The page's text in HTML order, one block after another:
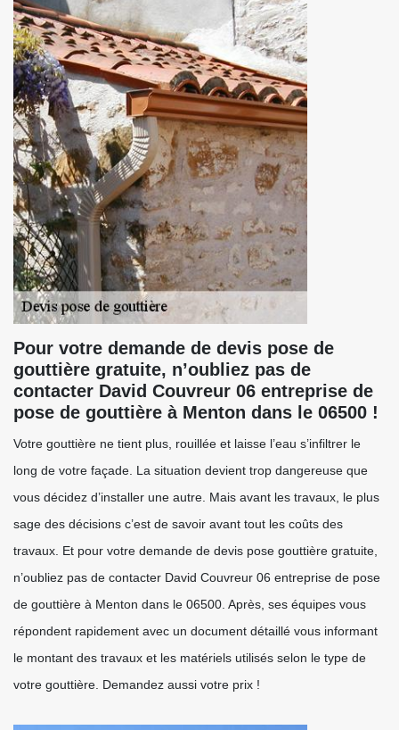
Pour votre demande de devis pose de
gouttière gratuite, n’oubliez pas de
contacter David Couvreur 06 entreprise de
pose de gouttière à Menton dans le 06500 !
Votre gouttière ne tient plus, rouillée et laisse l’eau s’infiltrer le
long de votre façade. La situation devient trop dangereuse que
vous décidez d’installer une autre. Mais avant les travaux, le plus
sage des décisions c’est de savoir avant tout les coûts des
travaux. Et pour votre demande de devis pose gouttière gratuite,
n’oubliez pas de contacter David Couvreur 06 entreprise de pose
de gouttière à Menton dans le 06500. Après, ses équipes vous
répondent rapidement avec un document détaillé vous informant
le montant des travaux et les matériels utilisés selon le type de
votre gouttière. Demandez aussi votre prix !